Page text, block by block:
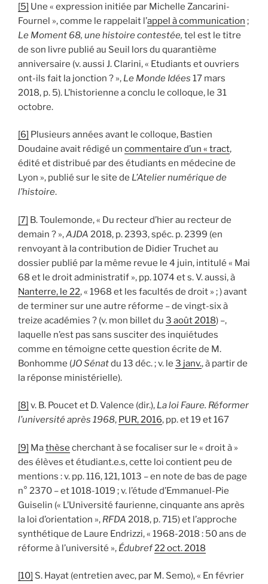
[5] Une « expression initiée par Michelle Zancarini-
Fournel », comme le rappelait l’appel à communication ;
Le Moment 68, une histoire contestée, tel est le titre
de son livre publié au Seuil lors du quarantième
anniversaire (v. aussi J. Clarini, « Etudiants et ouvriers
ont-ils fait la jonction ? », Le Monde Idées 17 mars
2018, p. 5). L’historienne a conclu le colloque, le 31
octobre.
[6] Plusieurs années avant le colloque, Bastien
Doudaine avait rédigé un commentaire d’un « tract,
édité et distribué par des étudiants en médecine de
Lyon », publié sur le site de L’Atelier numérique de
l’histoire.
[7] B. Toulemonde, « Du recteur d’hier au recteur de
demain ? »,AJDA 2018, p. 2393, spéc. p. 2399 (en
renvoyant à la contribution de Didier Truchet au
dossier publié par la même revue le 4 juin, intitulé « Mai
68 et le droit administratif », pp. 1074 et s. V. aussi, à
Nanterre, le 22, « 1968 et les facultés de droit » ; ) avant
de terminer sur une autre réforme – de vingt-six à
treize académies ? (v. mon billet du 3 août 2018) –,
laquelle n’est pas sans susciter des inquiétudes
comme en témoigne cette question écrite de M.
Bonhomme (JO Sénatdu 13 déc. ; v. le 3 janv., à partir de
la réponse ministérielle).
[8] v. B. Poucet et D. Valence (dir.), La loi Faure. Réformer
l’université après 1968, PUR, 2016, pp. et 19 et 167
[9] Mathèse cherchant à se focaliser sur le « droit à »
des élèves et étudiant.e.s, cette loi contient peu de
mentions : v. pp. 116, 121, 1013 – en note de bas de page
n° 2370 – et 1018-1019 ; v. l’étude d’Emmanuel-Pie
Guiselin (« L’Université faurienne, cinquante ans après
la loi d’orientation », RFDA 2018, p. 715) et l’approche
synthétique de Laure Endrizzi, « 1968-2018 : 50 ans de
réforme à l’université », Édubref22 oct. 2018
[10] S. Hayat (entretien avec, par M. Semo), « En février